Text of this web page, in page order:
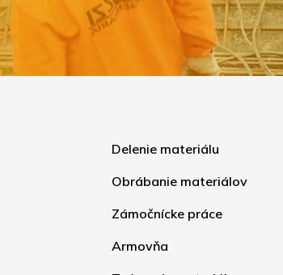
Delenie materiálu
Obrábanie materiálov
Zámočnícke práce
Armovňa